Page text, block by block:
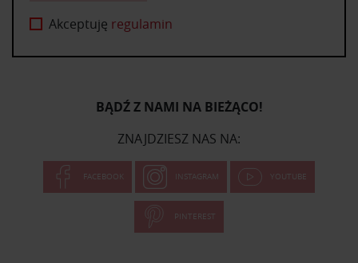
Akceptuję regulamin
BĄDŹ Z NAMI NA BIEŻĄCO!
ZNAJDZIESZ NAS NA:
FACEBOOK INSTAGRAM YOUTUBE
PINTEREST